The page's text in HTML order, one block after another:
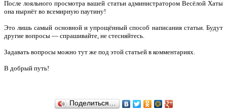
После лояльного просмотра вашей статьи администратором Весёлой Хаты
она нырнёт во всемирную паутину!
Это лишь самый основной и упрощённый способ написания статьи. Будут
другие вопросы — спрашивайте, не стесняйтесь.
Задавать вопросы можно тут же под этой статьей в комментариях.
В добрый путь!
Поделиться…